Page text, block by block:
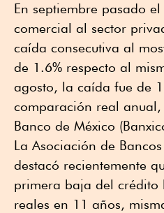
En septiembre pasado
comercial al sector
caída consecutiva al
de 1.6% respecto al
agosto, la caída fue de
comparación real
Banco de México
La Asociación de
destacó recientemente
primera baja del crédito
reales en 11 años,